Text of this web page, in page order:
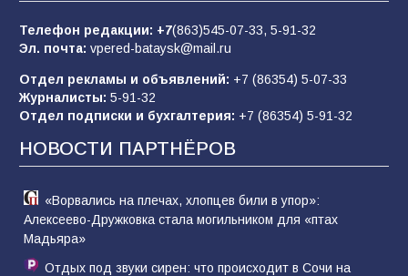
«Слухами Москву не возьмёшь»: почему
заявления Киева о мобилизации — это
отчаяние, а не разведка
80 02.08.2026
Телефон редакции: +7(863)545-07-33, 5-91-32
Эл. почта: vpered-bataysk@mail.ru
Отдел рекламы и объявлений: +7 (86354) 5-07-33
Журналисты: 5-91-32
Отдел подписки и бухгалтерия: +7 (86354) 5-91-32
НОВОСТИ ПАРТНЁРОВ
«Ворвались на плечах, хлопцев били в упор»:
Алексеево-Дружковка стала могильником для «птах
Мадьяра»
Отдых под звуки сирен: что происходит в Сочи на